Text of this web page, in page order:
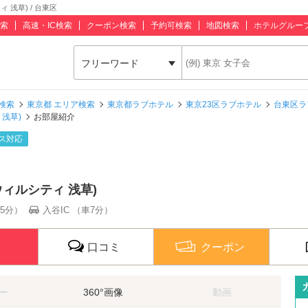
浅草) / 台東区
高速・IC検索 クーポン検索 予約可検索 地図検索 ホテルグルー
フリーワード
索 東京都 エリア検索 東京都ラブホテル 東京23区ラブホテル
台東区
浅草)
お部屋紹介
対応
ルシティ 浅草)
） 入谷IC （車7分）
口コミ クーポン
360°画像 動画